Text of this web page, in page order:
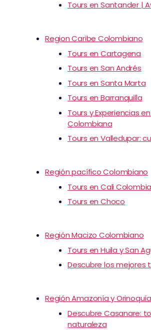
Tours en Santander |
Region Caribe Colombiano
Tours en Cartagena
Tours en San Andrés
Tours en Santa Marta
Tours en Barranquilla
Tours y Experiencias
Colombiana
Tours en Valledupar:
Región pacífico Colombiano
Tours en Cali Colombia
Tours en Choco
Región Macizo Colombiano
Tours en Huila y San
Descubre los mejores
Región Amazonía y Orinoquía
Descubre Casanare:
naturaleza